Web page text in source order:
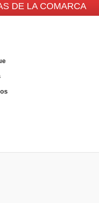
DE LA COMARCA